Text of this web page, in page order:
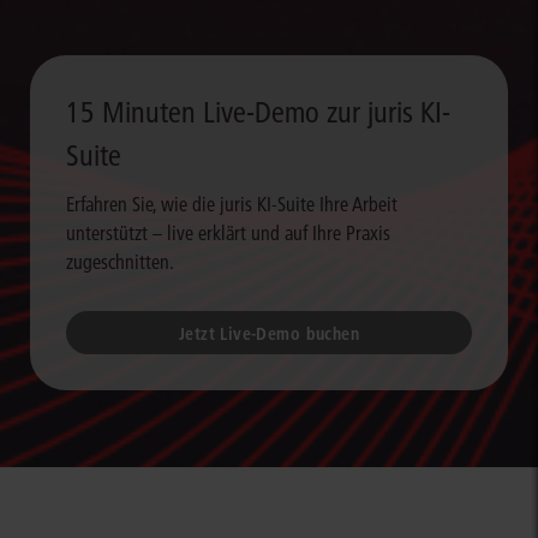
15 Minuten Live-Demo zur juris KI-
Suite
Erfahren Sie, wie die juris KI-Suite Ihre Arbeit
unterstützt – live erklärt und auf Ihre Praxis
zugeschnitten.
Jetzt Live-Demo buchen